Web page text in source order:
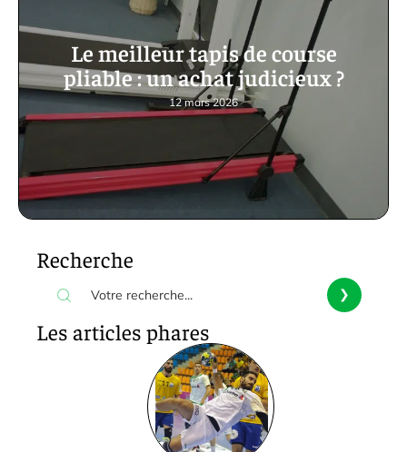
Le meilleur tapis de course
pliable : un achat judicieux ?
12 mars 2026
Recherche
Les articles phares